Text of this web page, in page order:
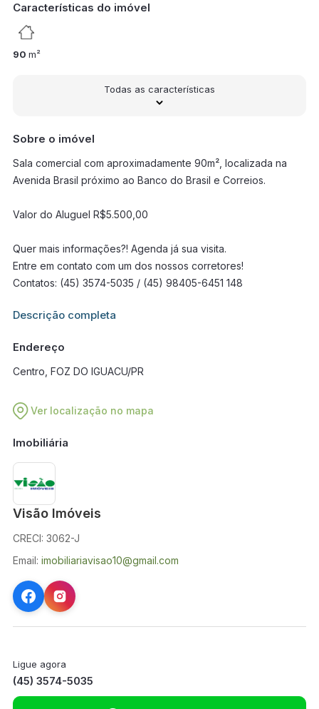
Características do imóvel
90 m²
Todas as características
Sobre o imóvel
Sala comercial com aproximadamente 90m², localizada na
Avenida Brasil próximo ao Banco do Brasil e Correios.
Valor do Aluguel R$5.500,00
Quer mais informações?! Agenda já sua visita.
Entre em contato com um dos nossos corretores!
Contatos: (45) 3574-5035 / (45) 98405-6451 148
Informações adicionais sobre este imóvel estarão disponíveis
Descrição completa
Endereço
Centro, FOZ DO IGUACU/PR
Ver localização no mapa
Imobiliária
Visão Imóveis
CRECI: 3062-J
Email: imobiliariavisao10@gmail.com
Ligue agora
(45) 3574-5035